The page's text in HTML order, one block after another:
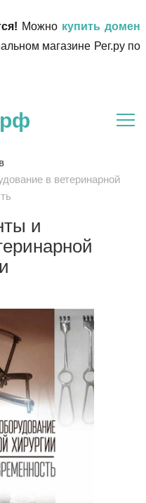
Можно купить домен
магазине Рег.ру по
в ветеринарной
и